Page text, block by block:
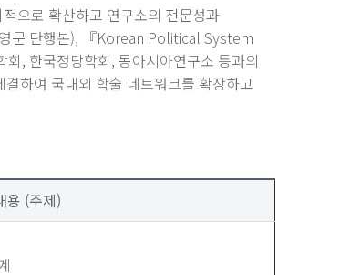
으로 확산하고 연구소의 전문성과
문 단행본), 『Korean Political System
, 한국정당학회, 동아시아연구소 등과의
하여 국내외 학술 네트워크를 확장하고
용 (주제)